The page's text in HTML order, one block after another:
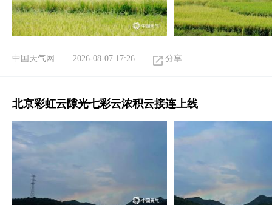
中国天气网 2026-08-07 17:26 分享
北京彩虹云隙光七彩云浓积云接连上线